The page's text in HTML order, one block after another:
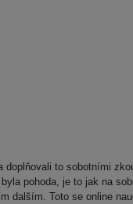
to sobotními
pohoda, je to jak na
dalším. Toto se online